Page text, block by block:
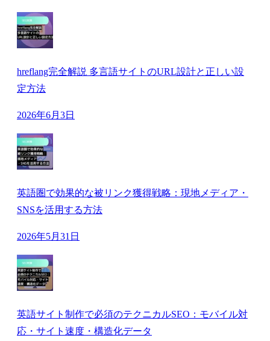
hreflang完全解説 多言語サイトのURL設計と正しい設
定方法
2026年6月3日
英語圏で効果的な被リンク獲得戦略：現地メディア・
SNSを活用する方法
2026年5月31日
英語サイト制作で必須のテクニカルSEO：モバイル対
応・サイト速度・構造化データ